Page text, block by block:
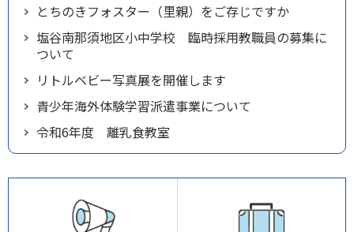
とちのきフォスター（里親）をご存じですか
塩谷南那須地区小中学校 臨時採用教職員の募集に
ついて
リトルベビー写真展を開催します
青少年海外体験学習派遣事業について
令和6年度 離乳食教室